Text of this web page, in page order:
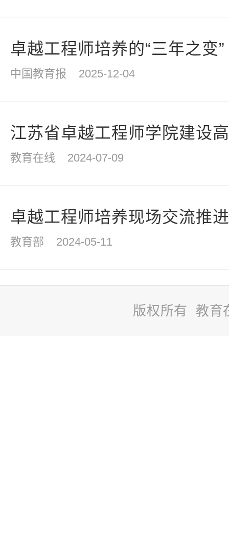
卓越工程师培养的“三年之变”
中国教育报 2025-12-04
江苏省卓越工程师学院建设
教育在线 2024-07-09
卓越工程师培养现场交流推
教育部 2024-05-11
版权所有 教育